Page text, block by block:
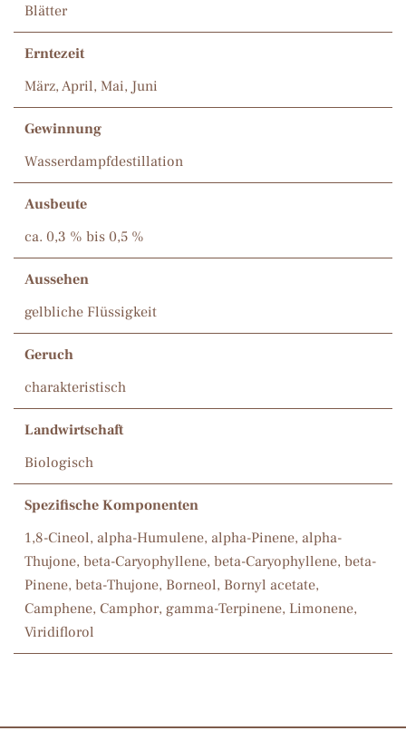
Blätter
Erntezeit
März, April, Mai, Juni
Gewinnung
Wasserdampfdestillation
Ausbeute
ca. 0,3 % bis 0,5 %
Aussehen
gelbliche Flüssigkeit
Geruch
charakteristisch
Landwirtschaft
Biologisch
Spezifische Komponenten
1,8-Cineol, alpha-Humulene, alpha-Pinene, alpha-
Thujone, beta-Caryophyllene, beta-Caryophyllene, beta-
Pinene, beta-Thujone, Borneol, Bornyl acetate,
Camphene, Camphor, gamma-Terpinene, Limonene,
Viridiflorol